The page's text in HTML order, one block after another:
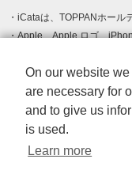
iCataは、TOPPANホール
Apple、Apple ロゴ、
登録された Apple Inc. の
クです。
Android、Google Play
す。
Windows は Microsoft
標です。
Adobe、Adobe Reader
On our website
are necessary for
and to give us
is used.
Learn more